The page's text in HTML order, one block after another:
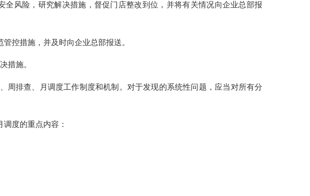
险，研究解决措施，督促门店整改到位，并将有关情况向企业总部报
控措施，并及时向企业总部报送。
措施。
排查、月调度工作制度和机制。对于发现的系统性问题，应当对所有分
度的重点内容：